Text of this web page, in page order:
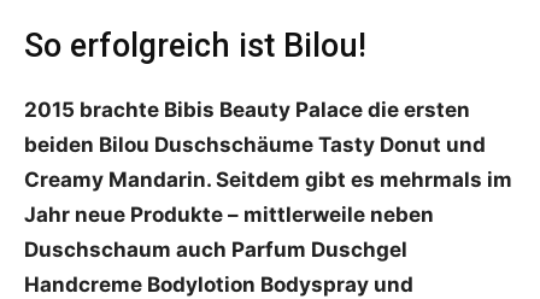
So erfolgreich ist Bilou!
2015 brachte Bibis Beauty Palace die ersten
beiden Bilou Duschschäume Tasty Donut und
Creamy Mandarin. Seitdem gibt es mehrmals im
Jahr neue Produkte – mittlerweile neben
Duschschaum auch Parfum Duschgel
Handcreme Bodylotion Bodyspray und